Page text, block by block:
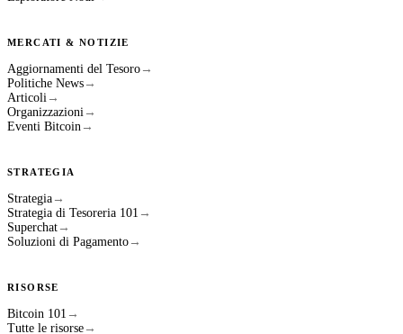
MERCATI & NOTIZIE
Aggiornamenti del Tesoro →
Politiche News →
Articoli →
Organizzazioni →
Eventi Bitcoin →
STRATEGIA
Strategia →
Strategia di Tesoreria 101 →
Superchat →
Soluzioni di Pagamento →
RISORSE
Bitcoin 101 →
Tutte le risorse →